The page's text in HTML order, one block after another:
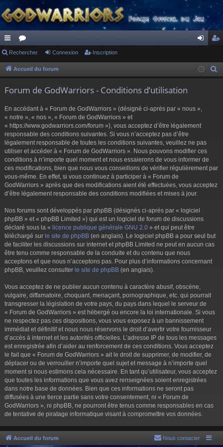
ac
co
s
or
u ne cri
Rechercher Connexion Inscription
Accueil du forum
Forum de GodWarriors - Conditions d’utilisation
En accédant à « Forum de GodWarriors » (désigné ci-après par « nous »,
« notre », « nos », « Forum de GodWarriors » et
« https://www.godwarriors.com/forum »), vous acceptez d’être légalement
responsable des conditions suivantes. Si vous n’acceptez pas d’être
légalement responsable de toutes les conditions suivantes, veuillez ne pas
utiliser et accéder à « Forum de GodWarriors ». Nous pouvons modifier ces
conditions à n’importe quel moment et nous essaierons de vous informer de
ces modifications, bien que nous vous conseillons de vérifier régulièrement par
vous-même. En effet, si vous continuez à participer à « Forum de
GodWarriors » après que des modifications aient été effectuées, vous acceptez
d’être légalement responsable des conditions modifiées et mises à jour.
Nos forums sont développés par phpBB (désignés ci-après par « logiciel
phpBB » et « phpBB Limited ») qui est un logiciel de forum de discussions
déclaré sous la « licence publique générale GNU 2.0 » et qui peut être
téléchargé sur le site de phpBB (en anglais). Le logiciel phpBB a pour seul but
de faciliter les discussions sur internet et phpBB Limited ne peut en aucun cas
être tenu comme responsable de la conduite et du contenu que nous
acceptons et que nous n’acceptons pas. Pour plus d’informations concernant
phpBB, veuillez consulter le site de phpBB (en anglais).
Vous acceptez de ne publier aucun contenu à caractère abusif, obscène,
vulgaire, diffamatoire, choquant, menaçant, pornographique, etc. qui pourrait
transgresser la législation de votre pays, du pays dans lequel le serveur de
« Forum de GodWarriors » est hébergé ou encore la loi internationale. Si vous
ne respectez pas ces dispositions, vous vous exposez à un bannissement
immédiat et définitif et nous nous réservons le droit d’avertir votre fournisseur
d’accès à internet et les autorités officielles. L’adresse IP de tous les messages
est enregistrée afin d’aider au renforcement de ces conditions. Vous acceptez
le fait que « Forum de GodWarriors » ait le droit de supprimer, de modifier, de
déplacer ou de verrouiller n’importe quel sujet et message à n’importe quel
moment si nous estimons cela nécessaire. En tant qu’utilisateur, vous acceptez
que toutes les informations que vous avez renseignées soient enregistrées
dans notre base de données. Bien que ces informations ne seront pas
diffusées à une tierce partie sans votre consentement, ni « Forum de
GodWarriors », ni phpBB, ne pourront être tenus comme responsables en cas
de tentative de piratage informatique visant à compromettre vos données.
Accueil du forum Nous contacter